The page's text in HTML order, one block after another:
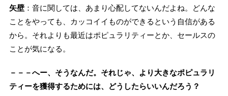
矢壁 ：音に関しては、あまり心配してないんだよね。どんな
ことをやっても、カッコイイものができるという自信がある
から。それよりも最近はポピュラリティーとか、セールスの
ことが気になる。
－－－へー、そうなんだ。それじゃ、より大きなポピュラリ
ティーを獲得するためには、どうしたらいいんだろう？